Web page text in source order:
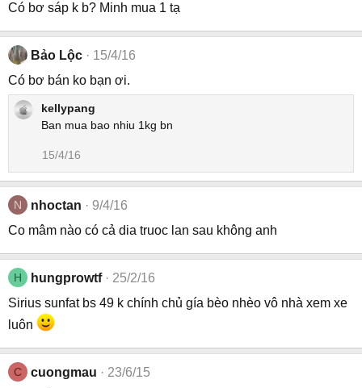
Có bơ sáp k b? Minh mua 1 tạ
Bảo Lộc
15/4/16
Có bơ bán ko bạn ơi.
kellypang
Ban mua bao nhiu 1kg bn
15/4/16
N nhoctan
9/4/16
Co mâm nào có cả dia truoc lan sau không anh
H hungprowtf
25/2/16
Sirius sunfat bs 49 k chính chủ gía bèo nhèo vô nhà xem xe
luôn
C cuongmau
23/6/15